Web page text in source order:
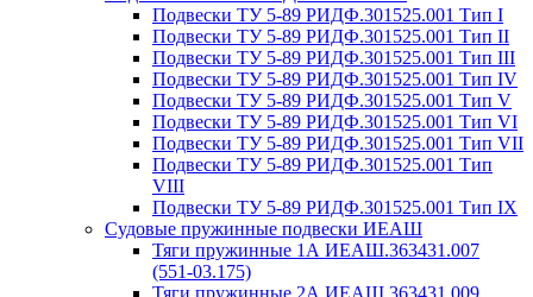
Подвески ТУ 5-89 РИДФ.301525.001 Тип I
Подвески ТУ 5-89 РИДФ.301525.001 Тип II
Подвески ТУ 5-89 РИДФ.301525.001 Тип III
Подвески ТУ 5-89 РИДФ.301525.001 Тип IV
Подвески ТУ 5-89 РИДФ.301525.001 Тип V
Подвески ТУ 5-89 РИДФ.301525.001 Тип VI
Подвески ТУ 5-89 РИДФ.301525.001 Тип VII
Подвески ТУ 5-89 РИДФ.301525.001 Тип
VIII
Подвески ТУ 5-89 РИДФ.301525.001 Тип IX
Судовые пружинные подвески ИЕАШ
Тяги пружинные 1А ИЕАШ.363431.007
(551-03.175)
Тяги пружинные 2А ИЕАШ.363431.009